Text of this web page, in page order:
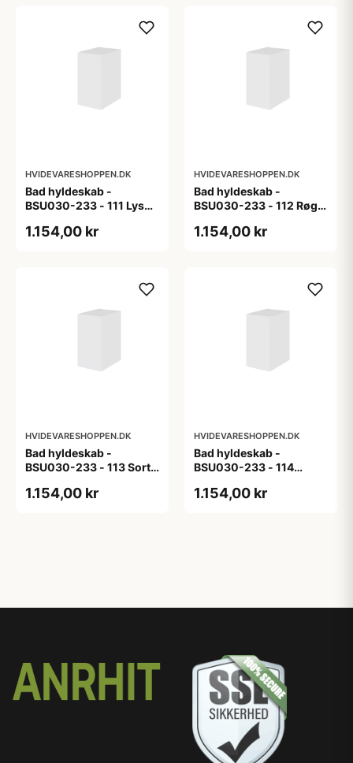
HVIDEVARESHOPPEN.DK
Bad hyldeskab -
BSU030-233 - 111 Lys
1.154,00 kr
HVIDEVARESHOPPEN.DK
Bad hyldeskab -
BSU030-233 - 112 Røget
1.154,00 kr
HVIDEVARESHOPPEN.DK
Bad hyldeskab -
BSU030-233 - 113 Sort
1.154,00 kr
HVIDEVARESHOPPEN.DK
Bad hyldeskab -
BSU030-233 - 114
m/eg ABS-kant
1.154,00 kr